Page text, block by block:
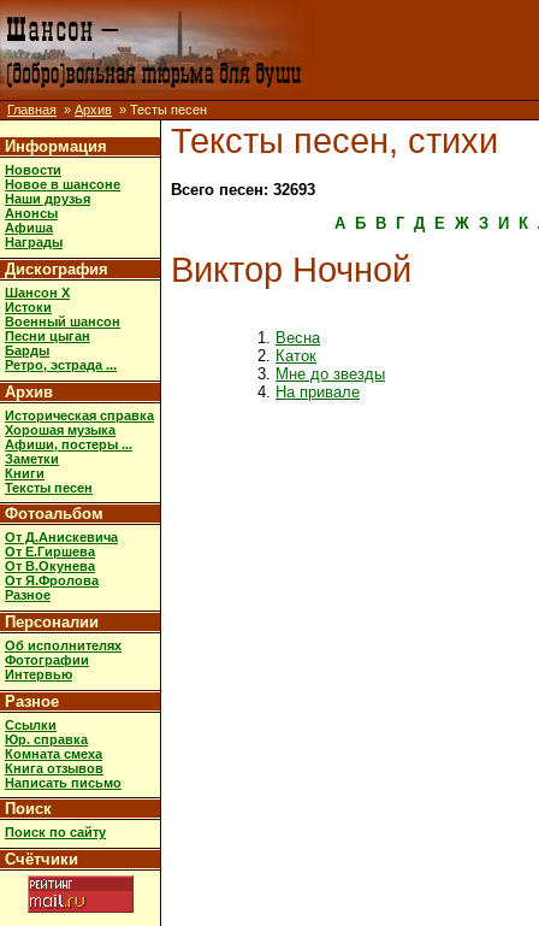
Главная » Архив » Тесты песен
Информация
Новости
Новое в шансоне
Наши друзья
Анонсы
Афиша
Награды
Дискография
Шансон X
Истоки
Военный шансон
Песни цыган
Барды
Ретро, эстрада ...
Архив
Историческая справка
Хорошая музыка
Афиши, постеры ...
Заметки
Книги
Тексты песен
Фотоальбом
От Д.Анискевича
От Е.Гиршева
От В.Окунева
От Я.Фролова
Разное
Персоналии
Об исполнителях
Фотографии
Интервью
Разное
Ссылки
Юр. справка
Комната смеха
Книга отзывов
Написать письмо
Поиск
Поиск по сайту
Счётчики
Тексты песен, стихи
Всего песен: 32693
А
Б В Г Д Е Ж З И К
Виктор Ночной
Весна
Каток
Мне до звезды
На привале